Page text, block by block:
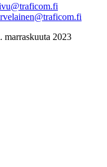
marraskuuta 2023